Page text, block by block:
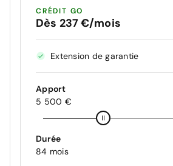
CRÉDIT GO
Dès 237 €/mois
Extension de garantie
Apport
5 500 €
Durée
84 mois